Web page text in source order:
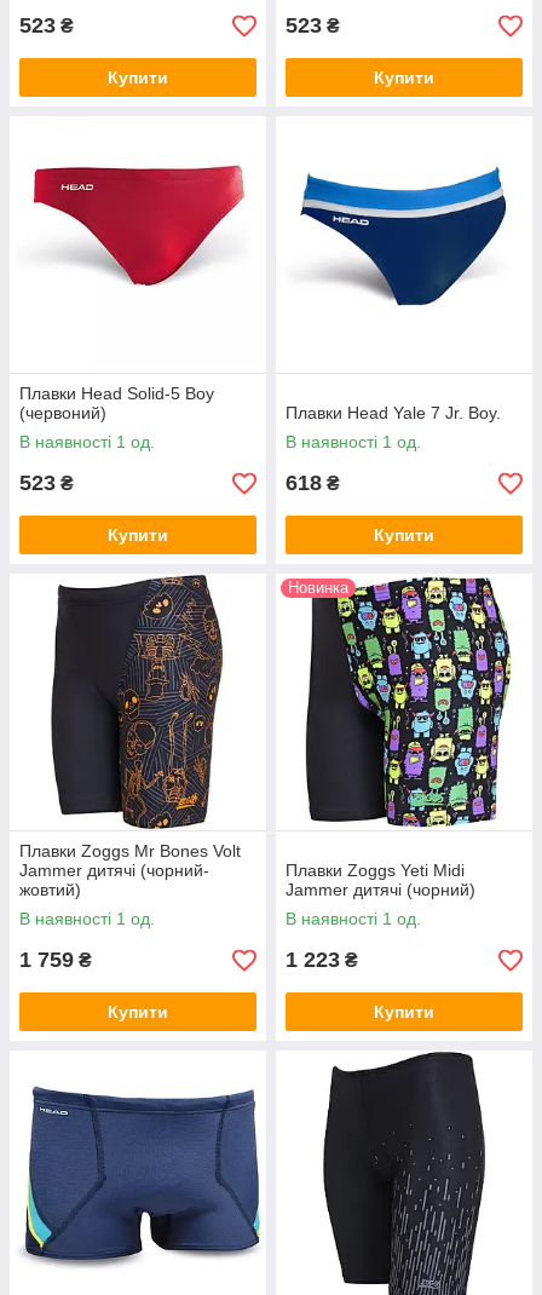
523 ₴
Купити
523 ₴
Купити
Плавки Head Solid-5 Boy
(червоний)
В наявності 1 од.
523 ₴
Купити
Плавки Head Yale 7 Jr. Boy.
В наявності 1 од.
618 ₴
Купити
Плавки Zoggs Mr Bones Volt
Jammer дитячі (чорний-
жовтий)
В наявності 1 од.
1 759 ₴
Купити
Новинка
Плавки Zoggs Yeti Midi
Jammer дитячі (чорний)
В наявності 1 од.
1 223 ₴
Купити